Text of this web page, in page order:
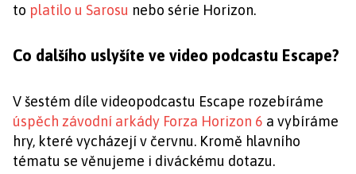
to platilo u Sarosu nebo série Horizon.
Co dalšího uslyšíte ve video podcastu Escape?
V šestém díle videopodcastu Escape rozebíráme
úspěch závodní arkády Forza Horizon 6 a vybíráme
hry, které vycházejí v červnu. Kromě hlavního
tématu se věnujeme i diváckému dotazu.